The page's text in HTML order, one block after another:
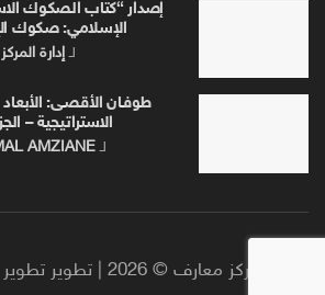
إصدار “كتاب الصكوك
الإسلامي: صكوك
لـ إدارة المركز
طوفـان الأقصـى: الأبعاد
الاستراتيجية –
لـ AMZIANE
مركز معارف © 2026 | تطوير تطوير